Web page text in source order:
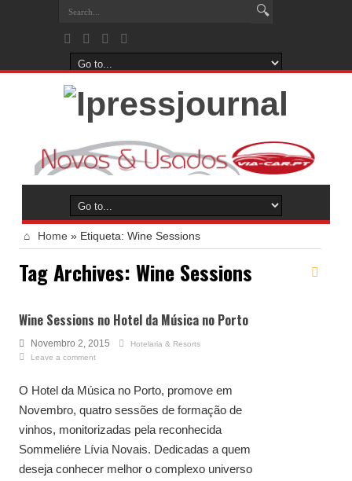
Home » Etiqueta: Wine Sessions
Tag Archives: Wine Sessions
Wine Sessions no Hotel da Música no Porto
Novembro 2, 2015
Hotelaria & Resorts
Leave a comment
O Hotel da Música no Porto, promove em
Novembro, quatro sessões de formação de
vinhos, monitorizadas pela reconhecida
Sommeliére Lívia Novais. Dedicadas a quem
deseja conhecer melhor o complexo universo